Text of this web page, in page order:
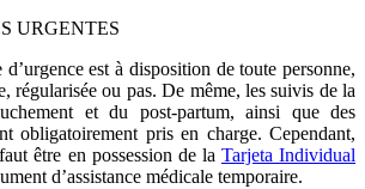
URGENTES
d’urgence est à disposition de toute personne,
régularisée ou pas. De même, les suivis de la
et du post-partum, ainsi que des
obligatoirement pris en charge. Cependant,
être en possession de la Tarjeta Individual
d’assistance médicale temporaire.